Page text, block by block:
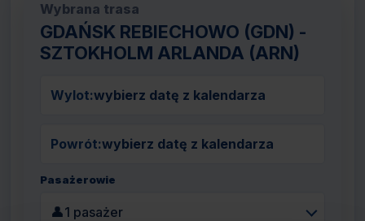
Wybrana trasa
GDAŃSK REBIECHOWO (GDN) -
SZTOKHOLM ARLANDA (ARN)
Wylot:wybierz datę z kalendarza
Powrót:wybierz datę z kalendarza
Pasażerowie
👤1 pasażer